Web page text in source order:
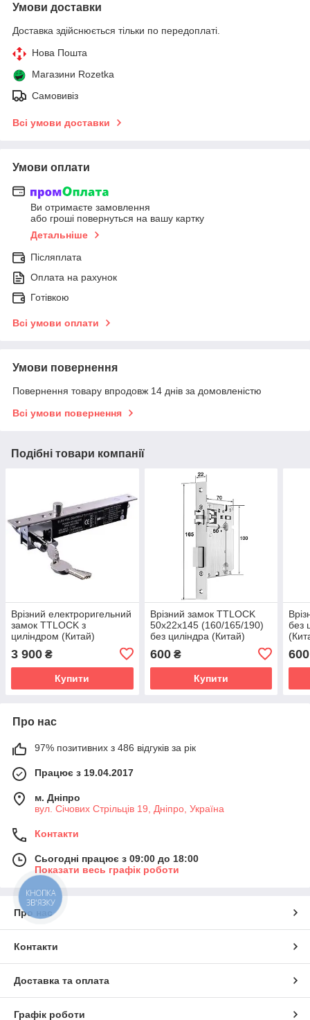
Умови доставки
Доставка здійснюється тільки по передоплаті.
Нова Пошта
Магазини Rozetka
Самовивіз
Всі умови доставки
Умови оплати
Ви отримаєте замовлення
або гроші повернуться на вашу картку
Детальніше
Післяплата
Оплата на рахунок
Готівкою
Всі умови оплати
Умови повернення
Повернення товару впродовж 14 днів за домовленістю
Всі умови повернення
Подібні товари компанії
Врізний електроригельний
замок TTLOCK з
циліндром (Китай)
3 900 ₴
Купити
Врізний замок TTLOCK
50х22х145 (160/165/190)
без циліндра (Китай)
600₴
Купити
без
600
Про нас
97% позитивних з 486 відгуків за рік
Працює з 19.04.2017
м. Дніпро
вул. Січових Стрільців 19, Дніпро, Україна
Контакти
Сьогодні працює з 09:00 до 18:00
Показати весь графік роботи
Про нас
Контакти
Доставка та оплата
Графік роботи
КНОПКА
ЗВ'ЯЗКУ